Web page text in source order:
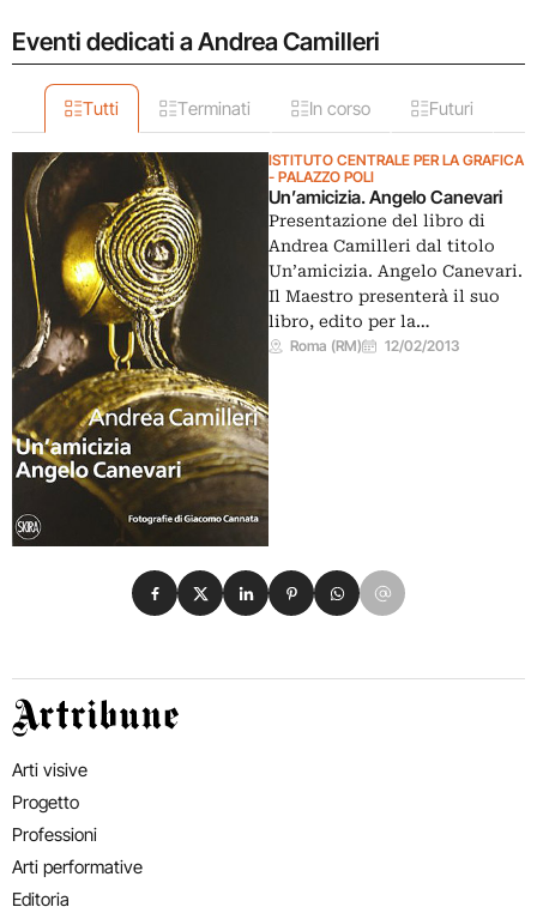
Eventi dedicati a Andrea Camilleri
Tutti Terminati In corso Futuri
ISTITUTO CENTRALE PER LA GRAFICA
- PALAZZO POLI
Un’amicizia. Angelo Canevari
Presentazione del libro di
Andrea Camilleri dal titolo
Un’amicizia. Angelo Canevari.
Il Maestro presenterà il suo
libro, edito per la…
Roma (RM) 12/02/2013
Condividi su Facebook
Condividi su X
Condividi su LinkedIn
Condividi su Pinterest
Condividi su WhatsApp
Condividi su Email
Artribune
Arti visive
Progetto
Professioni
Arti performative
Editoria